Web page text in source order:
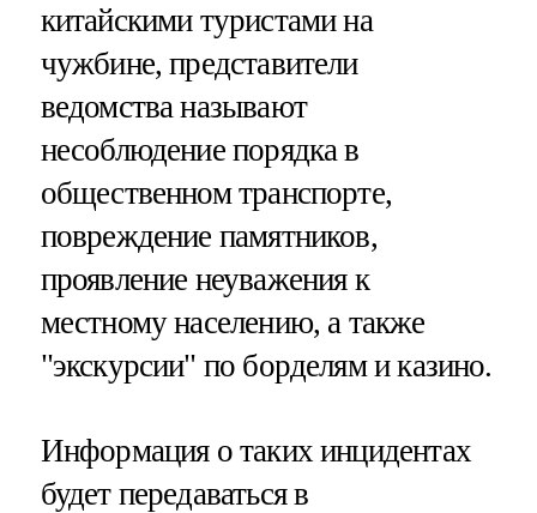
китайскими туристами на
чужбине, представители
ведомства называют
несоблюдение порядка в
общественном транспорте,
повреждение памятников,
проявление неуважения к
местному населению, а также
"экскурсии" по борделям и казино.
Информация о таких инцидентах
будет передаваться в